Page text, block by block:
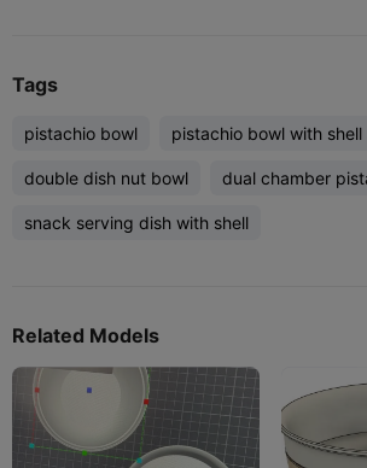
Tags
pistachio bowl pistachio bowl with shell
double dish nut bowl dual chamber
snack serving dish with shell
Related Models